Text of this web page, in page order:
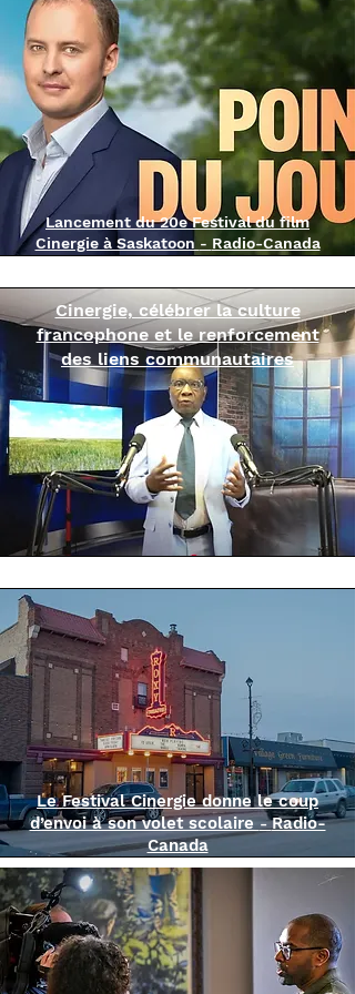
Lancement du 20e Festival du film
Cinergie à Saskatoon - Radio-Canada
Le Festival Cinergie donne le coup
d’envoi à son volet scolaire -Radio-
Canada
Cinergie, célébrer la culture
francophone et le renforcement
des liens communautaires